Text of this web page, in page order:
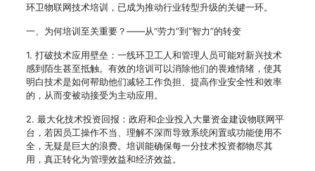
环卫物联网技术培训，已成为推动行业转型升级的关键一环。
一、为何培训至关重要？——从“劳力”到“智力”的转变
1. 打破技术应用壁垒：一线环卫工人和管理人员可能对新兴技术
感到陌生甚至抵触。有效的培训可以消除他们的畏难情绪，使其
明白技术是如何帮助他们减轻工作负担、提高作业安全性和效率
的，从而变被动接受为主动应用。
2. 最大化技术投资回报：政府和企业投入大量资金建设物联网平
台，若因员工操作不当、理解不深而导致系统闲置或功能使用不
全，无疑是巨大的浪费。培训能确保每一分技术投资都物尽其
用，真正转化为管理效益和经济效益。